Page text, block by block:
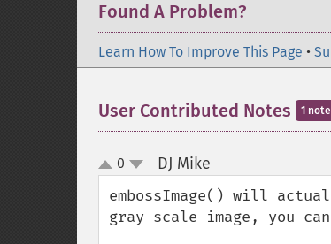
Found A Problem?
Learn How To Improve This Page •
User Contributed Notes 1 note
up
down
0 DJ Mike
embossImage() will
gray scale image, you